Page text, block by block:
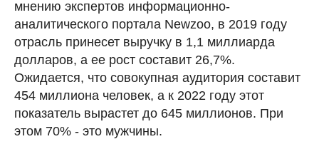
мнению экспертов информационно-
аналитического портала Newzoo, в 2019 году
отрасль принесет выручку в 1,1 миллиарда
долларов, а ее рост составит 26,7%.
Ожидается, что совокупная аудитория составит
454 миллиона человек, а к 2022 году этот
показатель вырастет до 645 миллионов. При
этом 70% - это мужчины.